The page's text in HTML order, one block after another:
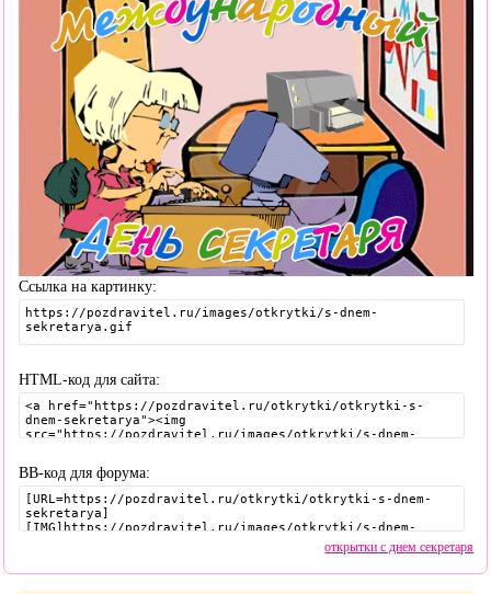
Ссылка на картинку:
HTML-код для сайта:
BB-код для форума:
открытки с днем секретаря